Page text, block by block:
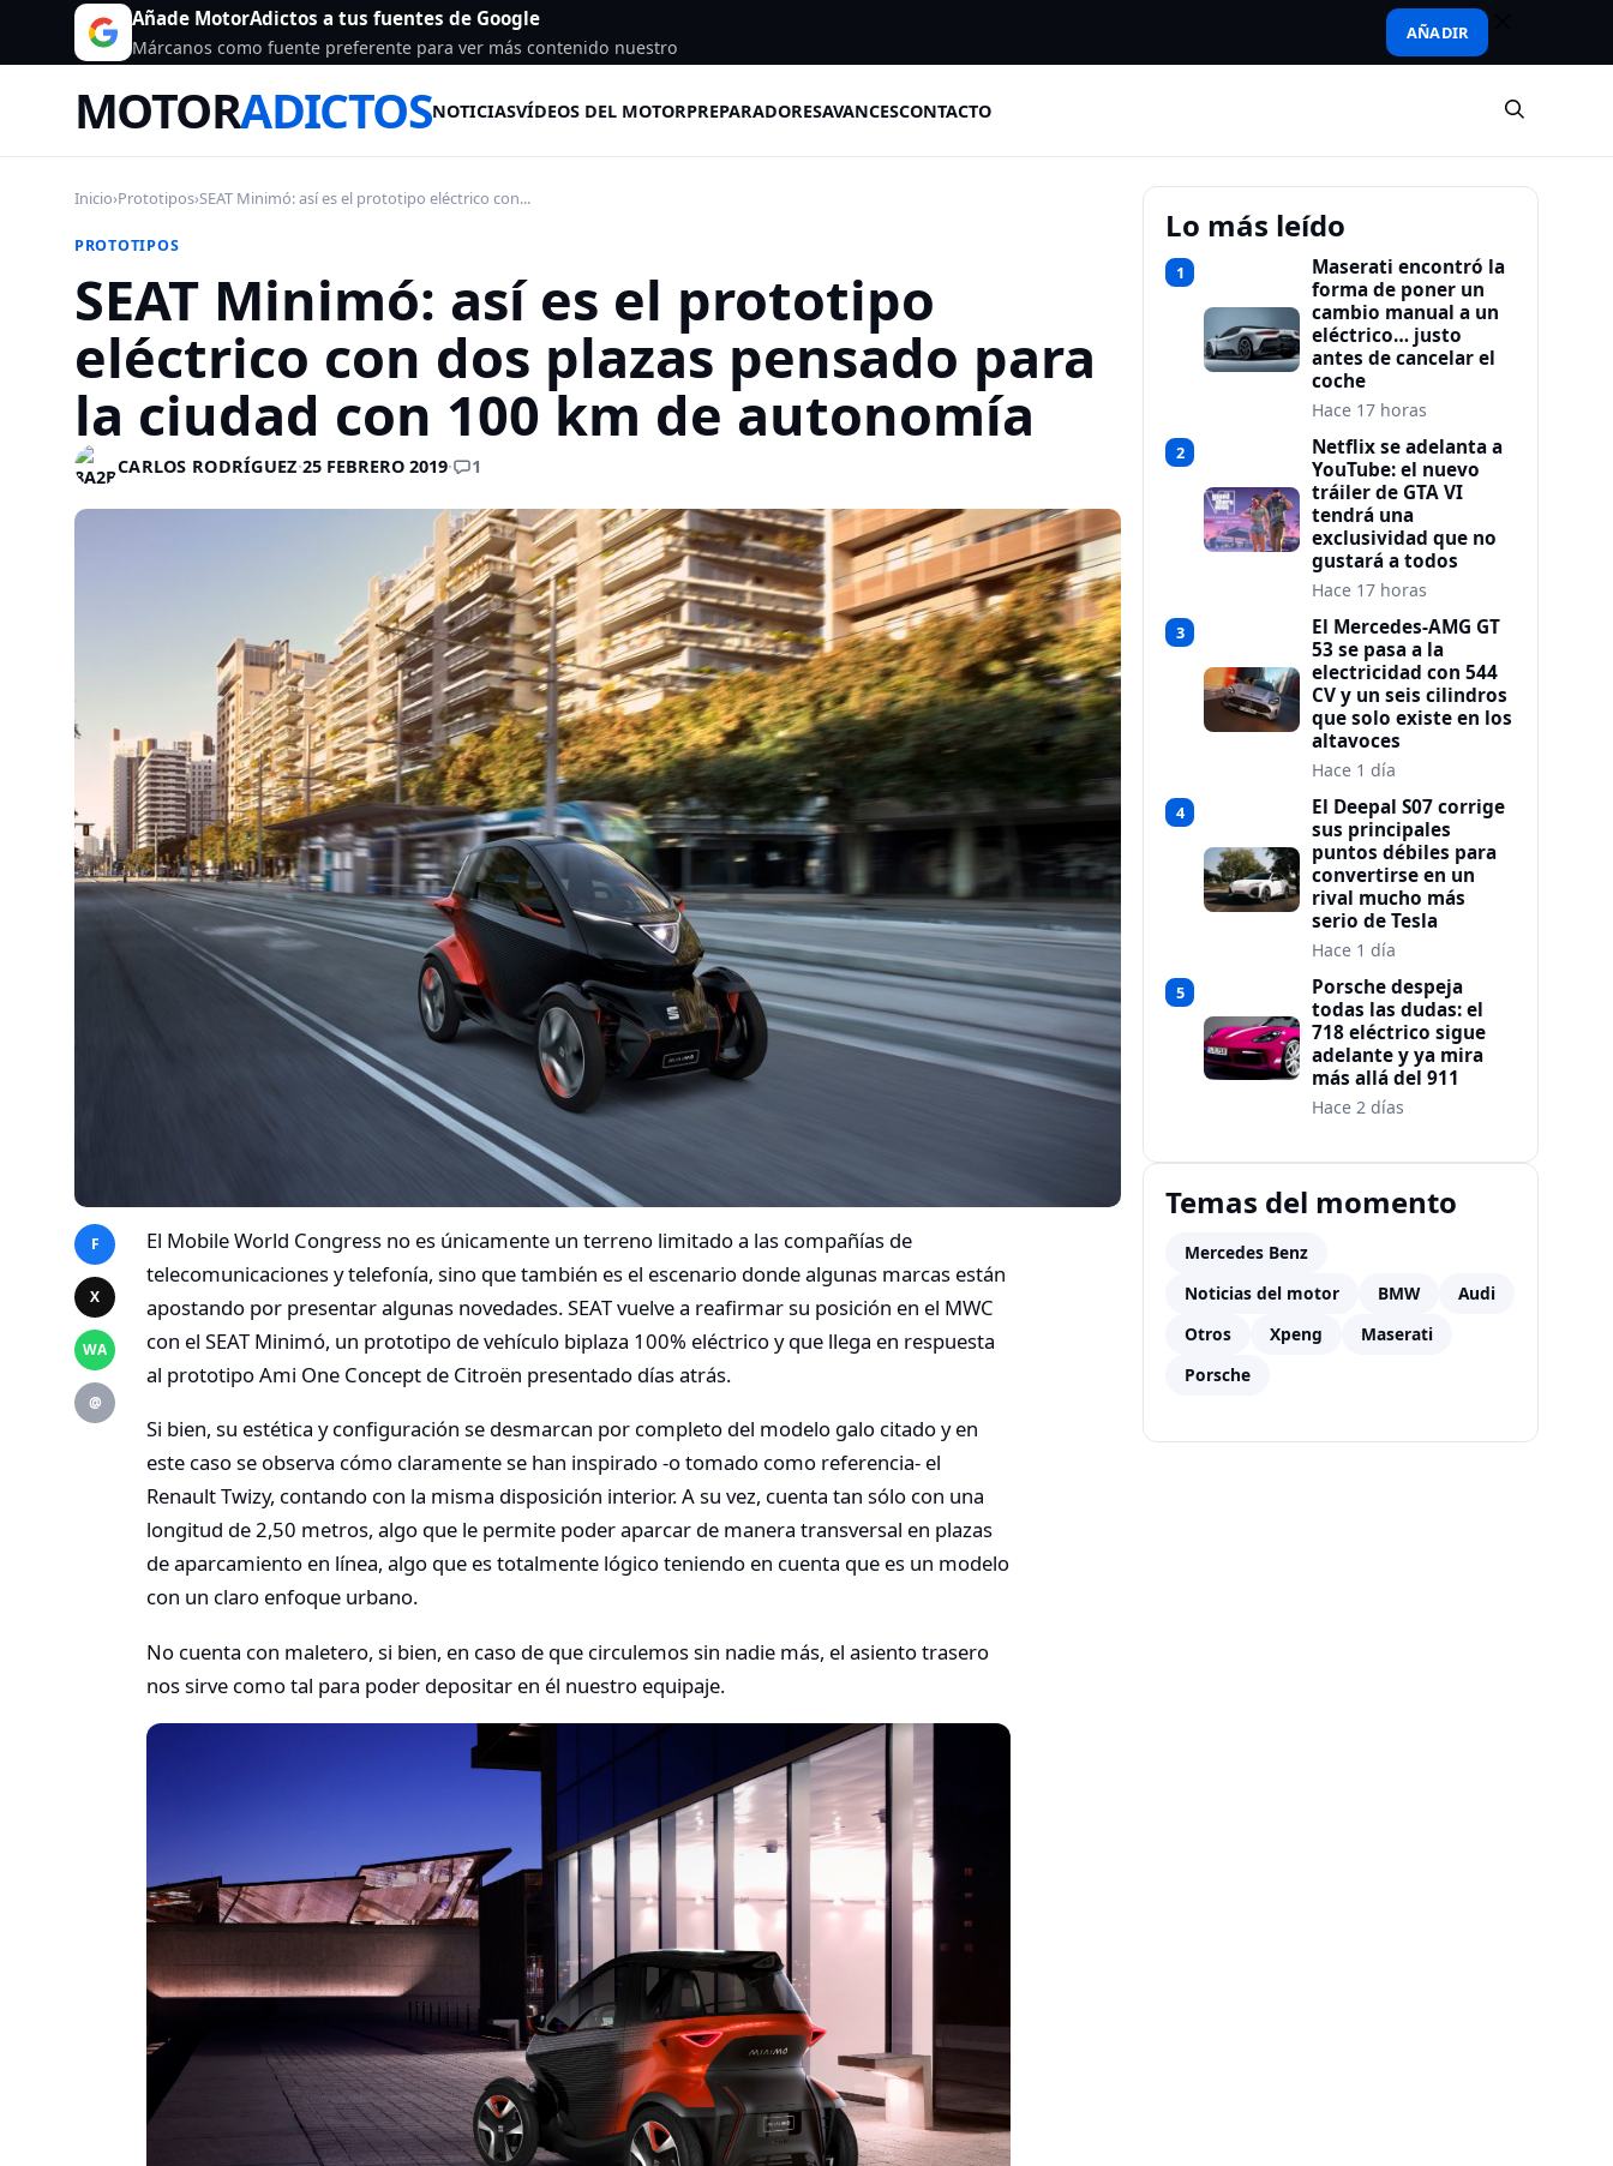
Añade MotorAdictos a tus fuentes de Google
Márcanos como fuente preferente para ver más contenido nuestro
AÑADIR
MOTORADICTOSNOTICIASVÍDEOS DEL MOTORPREPARADORESAVANCESCONTACTO
Inicio›Prototipos›SEAT Minimó: así es el prototipo eléctrico con...
PROTOTIPOS
SEAT Minimó: así es el prototipo
eléctrico con dos plazas pensado para
la ciudad con 100 km de autonomía
CARLOS RODRÍGUEZ·25 FEBRERO 2019· 1
F
X
WA
@
El Mobile World Congress no es únicamente un terreno limitado a las compañías de
telecomunicaciones y telefonía, sino que también es el escenario donde algunas marcas están
apostando por presentar algunas novedades. SEAT vuelve a reafirmar su posición en el MWC
con el SEAT Minimó, un prototipo de vehículo biplaza 100% eléctrico y que llega en respuesta
al prototipo Ami One Concept de Citroën presentado días atrás.
Si bien, su estética y configuración se desmarcan por completo del modelo galo citado y en
este caso se observa cómo claramente se han inspirado -o tomado como referencia- el
Renault Twizy, contando con la misma disposición interior. A su vez, cuenta tan sólo con una
longitud de 2,50 metros, algo que le permite poder aparcar de manera transversal en plazas
de aparcamiento en línea, algo que es totalmente lógico teniendo en cuenta que es un modelo
con un claro enfoque urbano.
No cuenta con maletero, si bien, en caso de que circulemos sin nadie más, el asiento trasero
nos sirve como tal para poder depositar en él nuestro equipaje.
Lo más leído
1
Maserati encontró la
forma de poner un
cambio manual a un
eléctrico… justo
antes de cancelar el
coche
Hace 17 horas
2
Netflix se adelanta a
YouTube: el nuevo
tráiler de GTA VI
tendrá una
exclusividad que no
gustará a todos
Hace 17 horas
3
El Mercedes-AMG GT
53 se pasa a la
electricidad con 544
CV y un seis cilindros
que solo existe en los
altavoces
Hace 1 día
4
El Deepal S07 corrige
sus principales
puntos débiles para
convertirse en un
rival mucho más
serio de Tesla
Hace 1 día
5
Porsche despeja
todas las dudas: el
718 eléctrico sigue
adelante y ya mira
más allá del 911
Hace 2 días
Temas del momento
Mercedes Benz
Noticias del motor
BMW
Audi
Otros
Xpeng
Maserati
Porsche